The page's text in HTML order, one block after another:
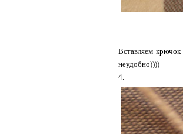
Вставляем
неудобно))))
4.